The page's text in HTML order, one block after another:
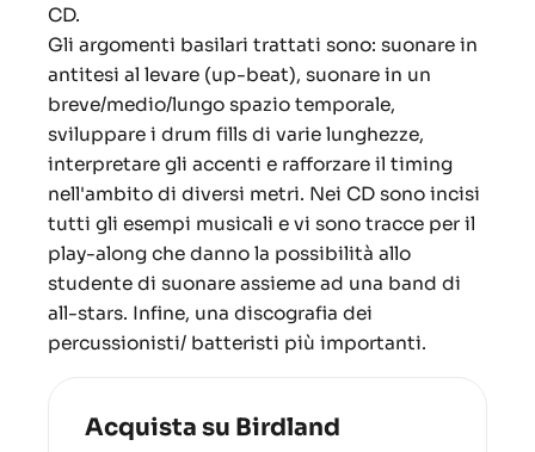
CD.
Gli argomenti basilari trattati sono: suonare in
antitesi al levare (up-beat), suonare in un
breve/medio/lungo spazio temporale,
sviluppare i drum fills di varie lunghezze,
interpretare gli accenti e rafforzare il timing
nell'ambito di diversi metri. Nei CD sono incisi
tutti gli esempi musicali e vi sono tracce per il
play-along che danno la possibilità allo
studente di suonare assieme ad una band di
all-stars. Infine, una discografia dei
percussionisti/ batteristi più importanti.
Acquista su Birdland